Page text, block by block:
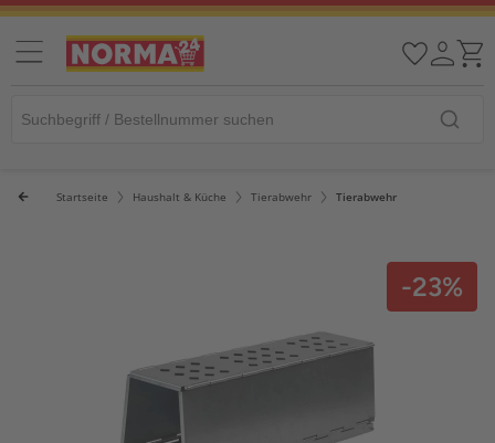
Startseite Haushalt & Küche Tierabwehr Tierabwehr
-23%